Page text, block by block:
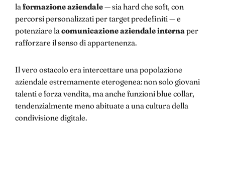
la formazione aziendale— sia hard che soft, con
percorsi personalizzati per target predefiniti — e
potenziare la comunicazione aziendale internaper
rafforzare il senso di appartenenza.
Il vero ostacolo era intercettare una popolazione
aziendale estremamente eterogenea: non solo giovani
talenti e forza vendita, ma anche funzioni blue collar,
tendenzialmente meno abituate a una cultura della
condivisione digitale.